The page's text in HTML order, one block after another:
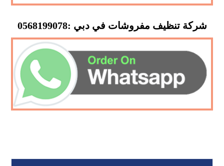
شركة تنظيف مفروشات في دبي :0568199078